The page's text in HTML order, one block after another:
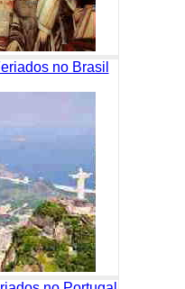
no Brasil